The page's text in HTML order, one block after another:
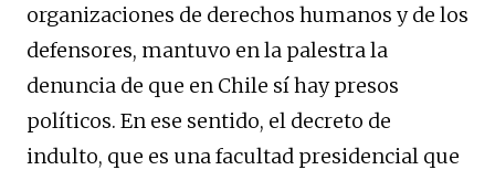
organizaciones de derechos humanos y de los
defensores, mantuvo en la palestra la
denuncia de que en Chile sí hay presos
políticos. En ese sentido, el decreto de
indulto, que es una facultad presidencial que